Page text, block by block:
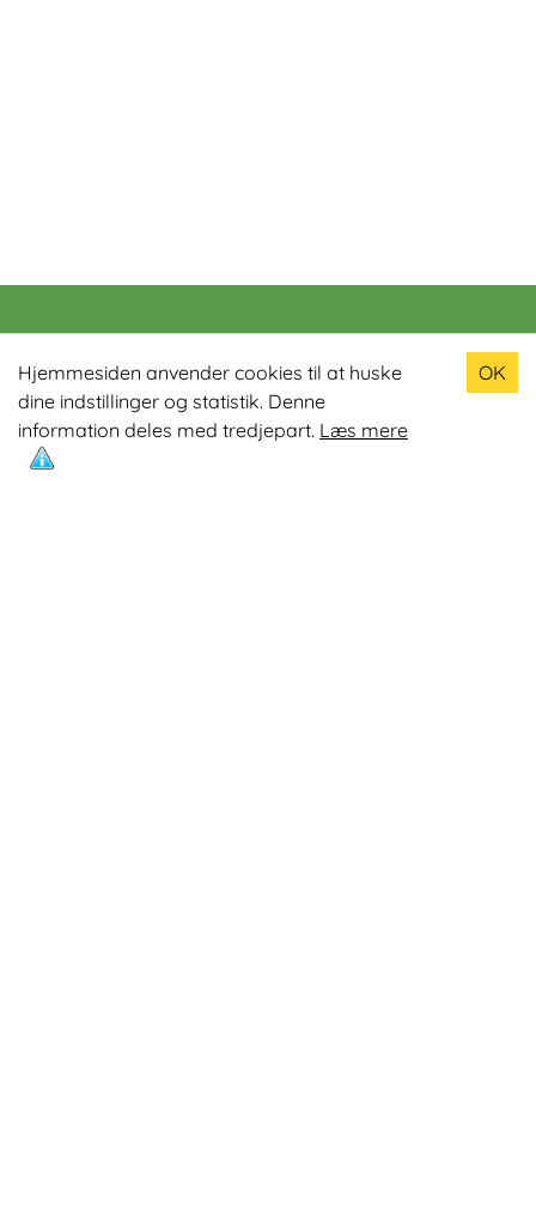
Hjemmesiden anvender cookies til at huske
dine indstillinger og statistik. Denne
information deles med tredjepart. Læs mere
OK
Populære produkter
Odin R900 Romaskine
Odin S900 Spinningcykel